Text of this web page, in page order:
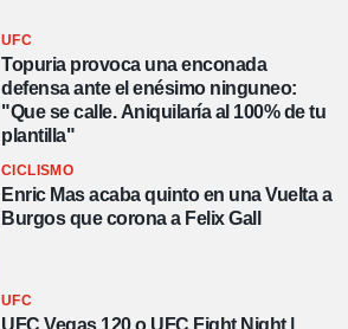
UFC
Topuria provoca una enconada
defensa ante el enésimo ninguneo:
"Que se calle. Aniquilaría al 100% de tu
plantilla"
CICLISMO
Enric Mas acaba quinto en una Vuelta a
Burgos que corona a Felix Gall
UFC
UFC Vegas 120 o UFC Fight Night |